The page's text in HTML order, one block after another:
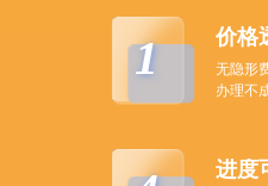
1 价格
无隐形
办理不
进度